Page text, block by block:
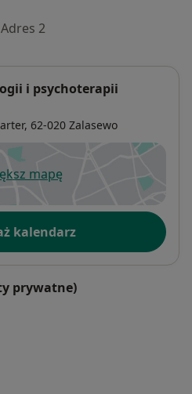
Adres 2
i psychoterapii
62-020 Zalasewo
mapę
otwiera się w nowej karcie
kalendarz
prywatne)